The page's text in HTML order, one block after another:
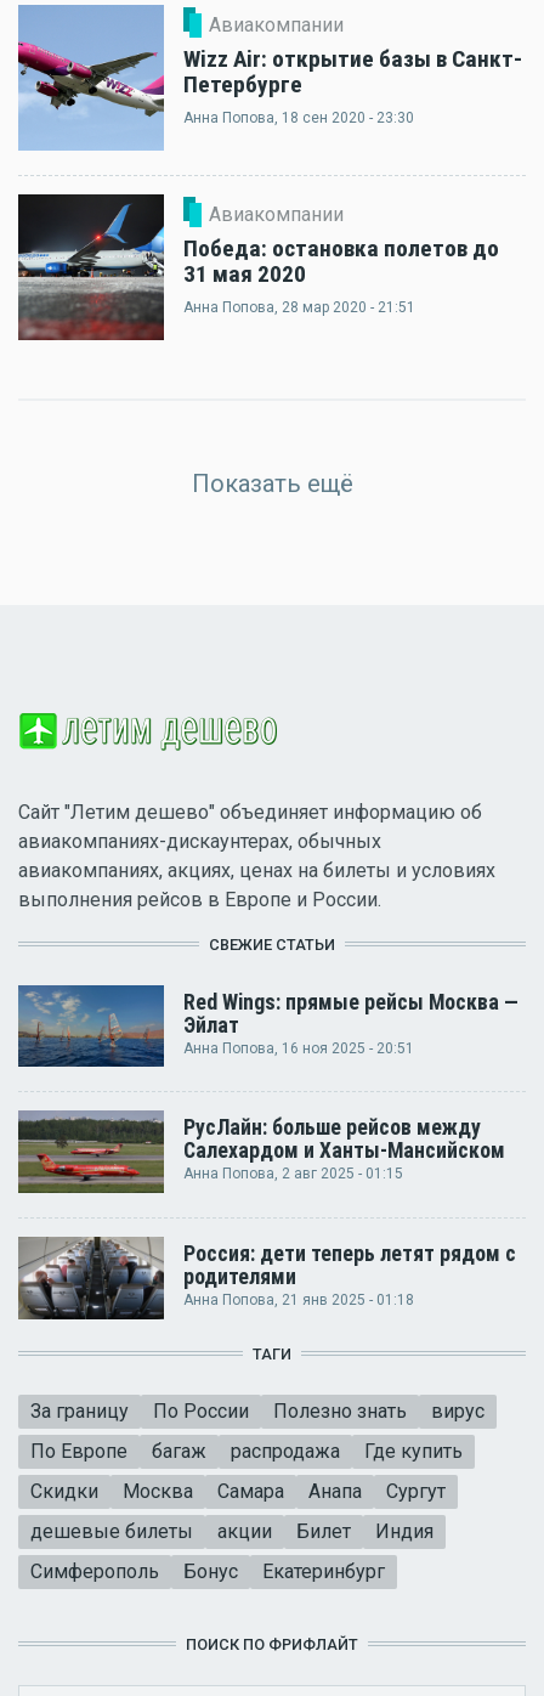
Авиакомпании
Wizz Air: открытие базы в Санкт-
Петербурге
Анна Попова, 18 сен 2020 - 23:30
Авиакомпании
Победа: остановка полетов до
31 мая 2020
Анна Попова, 28 мар 2020 - 21:51
Показать ещё
Сайт "Летим дешево" объединяет информацию об
авиакомпаниях-дискаунтерах, обычных
авиакомпаниях, акциях, ценах на билеты и условиях
выполнения рейсов в Европе и России.
СВЕЖИЕ СТАТЬИ
Red Wings: прямые рейсы Москва —
Эйлат
Анна Попова, 16 ноя 2025 - 20:51
РусЛайн: больше рейсов между
Салехардом и Ханты-Мансийском
Анна Попова, 2 авг 2025 - 01:15
Россия: дети теперь летят рядом с
родителями
Анна Попова, 21 янв 2025 - 01:18
ТАГИ
За границу По России Полезно знать
вирус
По Европе
багаж распродажа
Где купить
Скидки
Москва Самара Анапа
Сургут
дешевые билеты
акции Билет
Индия
Симферополь
Бонус Екатеринбург
ПОИСК ПО ФРИФЛАЙТ